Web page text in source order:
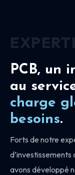
PCB, un
au
charge
besoins.
Forts de notre
d’investissements
avons développé